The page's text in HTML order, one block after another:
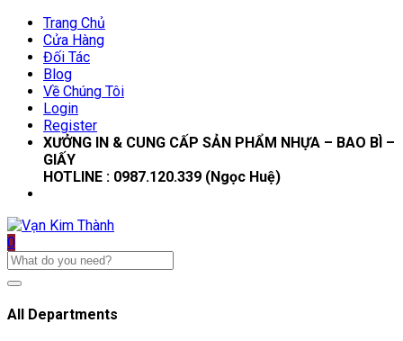
Trang Chủ
Cửa Hàng
Đối Tác
Blog
Về Chúng Tôi
Login
Register
XƯỞNG IN & CUNG CẤP SẢN PHẨM NHỰA – BAO BÌ –
GIẤY
HOTLINE : 0987.120.339 (Ngọc Huệ)
0
All Departments